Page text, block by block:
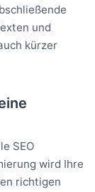
und
kürzer
SEO
wird Ihre
richtigen